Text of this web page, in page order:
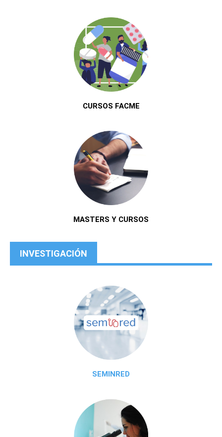
CURSOS FACME
MASTERS Y CURSOS
INVESTIGACIÓN
SEMINRED